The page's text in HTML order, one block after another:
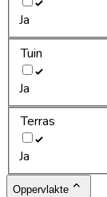
Ja
Tuin
Ja
Terras
Ja
Oppervlakte